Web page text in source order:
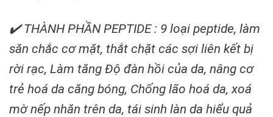
✔️ THÀNH PHẦN PEPTIDE : 9 loại peptide, làm
săn chắc cơ mặt, thắt chặt các sợi liên kết bị
rời rạc, Làm tăng Độ đàn hồi của da, nâng cơ
trẻ hoá da căng bóng, Chống lão hoá da, xoá
mờ nếp nhăn trên da, tái sinh làn da hiểu quả